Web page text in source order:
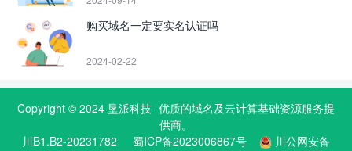
购买域名一定要实名认证吗
2024-02-22
Copyright © 2024 垦派科技- 优质的域名及云计算基础资源服务提
供商。
川B1.B2-20231782
蜀ICP备2023006867号
川公网安备